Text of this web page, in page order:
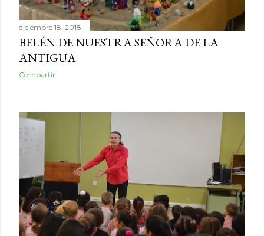
diciembre 18, 2018
BELÉN DE NUESTRA SEÑORA DE LA
ANTIGUA
Compartir